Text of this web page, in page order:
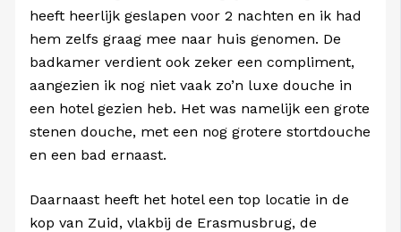
heeft heerlijk geslapen voor 2 nachten en ik had
hem zelfs graag mee naar huis genomen. De
badkamer verdient ook zeker een compliment,
aangezien ik nog niet vaak zo’n luxe douche in
een hotel gezien heb. Het was namelijk een grote
stenen douche, met een nog grotere stortdouche
en een bad ernaast.
Daarnaast heeft het hotel een top locatie in de
kop van Zuid, vlakbij de Erasmusbrug, de